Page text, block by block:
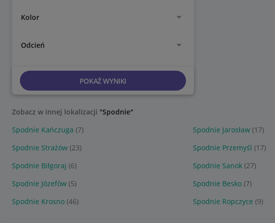
Kolor
Odcień
POKAŻ WYNIKI
Zobacz w innej lokalizacji "Spodnie"
Spodnie Kańczuga (7) Spodnie Jarosław (17)
Spodnie Strażów (23) Spodnie Przemyśl (17)
Spodnie Biłgoraj (6) Spodnie Sanok (27)
Spodnie Józefów (5) Spodnie Besko (7)
Spodnie Krosno (46) Spodnie Ropczyce (9)